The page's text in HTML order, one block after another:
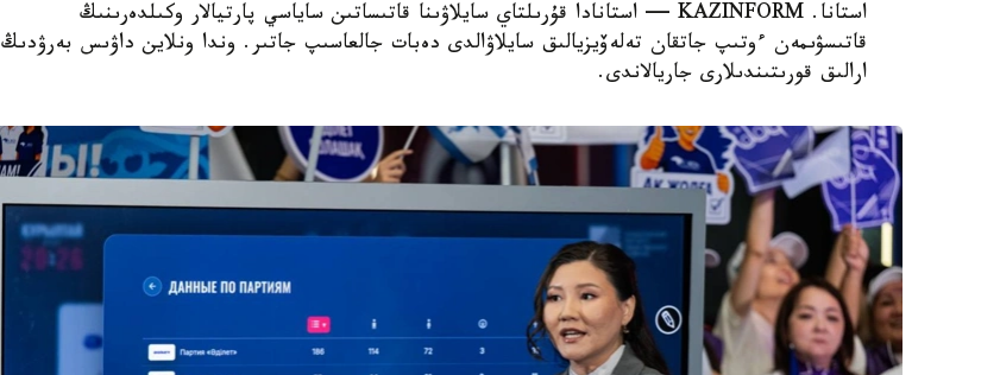
استانا. KAZINFORM — استانادا قۇرىلتاي سايلاۋىنا قاتىساتىن ساياسي پارتيالار وكىلدەرىنىڭ
قاتىسۋىمەن ءوتىپ جاتقان تەلەۆيزيالىق سايلاۋالدى دەبات جالعاسىپ جاتىر. وندا ونلاين داۋىس بەرۋدىڭ
ارالىق قورىتىندىلارى جاريالاندى.